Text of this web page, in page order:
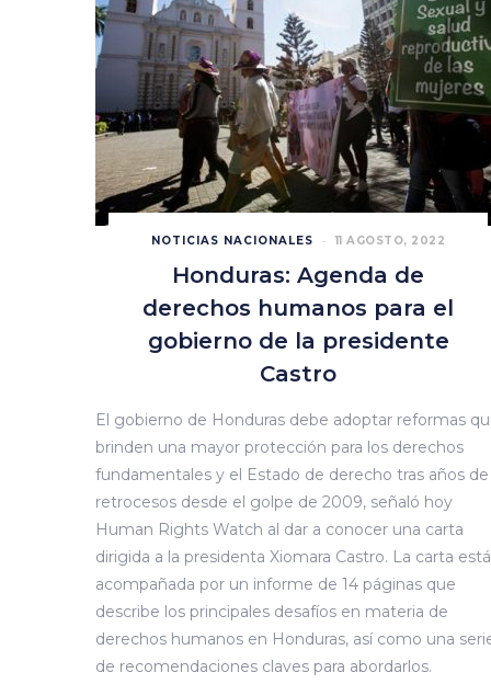
NOTICIAS NACIONALES 11 AGOSTO, 2022
Honduras: Agenda de
derechos humanos para el
gobierno de la presidente
Castro
El gobierno de Honduras debe adoptar reformas
brinden una mayor protección para los derechos
fundamentales y el Estado de derecho tras años de
retrocesos desde el golpe de 2009, señaló hoy
Human Rights Watch al dar a conocer una carta
dirigida a la presidenta Xiomara Castro. La carta está
acompañada por un informe de 14 páginas que
describe los principales desafíos en materia de
derechos humanos en Honduras, así como una
de recomendaciones claves para abordarlos.